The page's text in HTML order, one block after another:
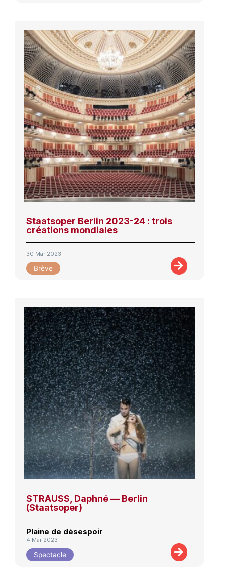
Staatsoper Berlin 2023-24 : trois
créations mondiales
30 Mar 2023
Brève
STRAUSS, Daphné — Berlin
(Staatsoper)
Plaine de désespoir
4 Mar 2023
Spectacle